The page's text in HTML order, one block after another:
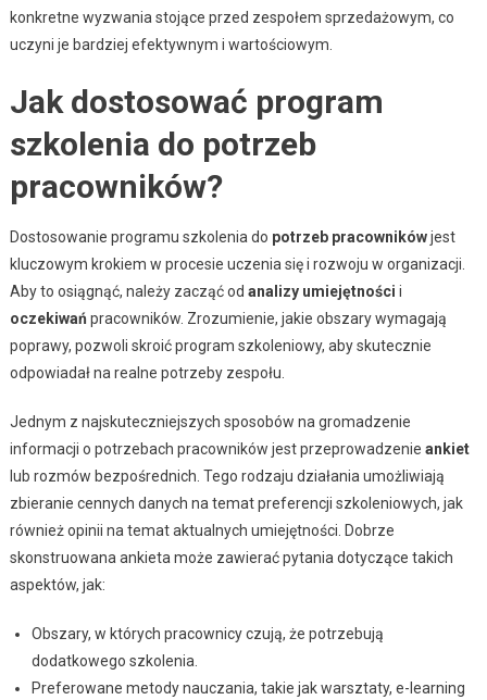
konkretne wyzwania stojące przed zespołem sprzedażowym, co
uczyni je bardziej efektywnym i wartościowym.
Jak dostosować program
szkolenia do potrzeb
pracowników?
Dostosowanie programu szkolenia do potrzeb pracownikówjest
kluczowym krokiem w procesie uczenia się i rozwoju w organizacji.
Aby to osiągnąć, należy zacząć od analizy umiejętności i
oczekiwań pracowników. Zrozumienie, jakie obszary wymagają
poprawy, pozwoli skroić program szkoleniowy, aby skutecznie
odpowiadał na realne potrzeby zespołu.
Jednym z najskuteczniejszych sposobów na gromadzenie
informacji o potrzebach pracowników jest przeprowadzenie ankiet
lub rozmów bezpośrednich. Tego rodzaju działania umożliwiają
zbieranie cennych danych na temat preferencji szkoleniowych, jak
również opinii na temat aktualnych umiejętności. Dobrze
skonstruowana ankieta może zawierać pytania dotyczące takich
aspektów, jak:
Obszary, w których pracownicy czują, że potrzebują
dodatkowego szkolenia.
Preferowane metody nauczania, takie jak warsztaty, e-learning